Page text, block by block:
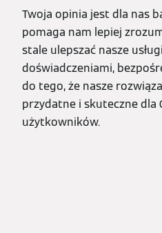
Twoja opinia jest dla nas
pomaga nam lepiej
stale ulepszać nasze
doświadczeniami,
do tego, że nasze
przydatne i skuteczne dla
użytkowników.